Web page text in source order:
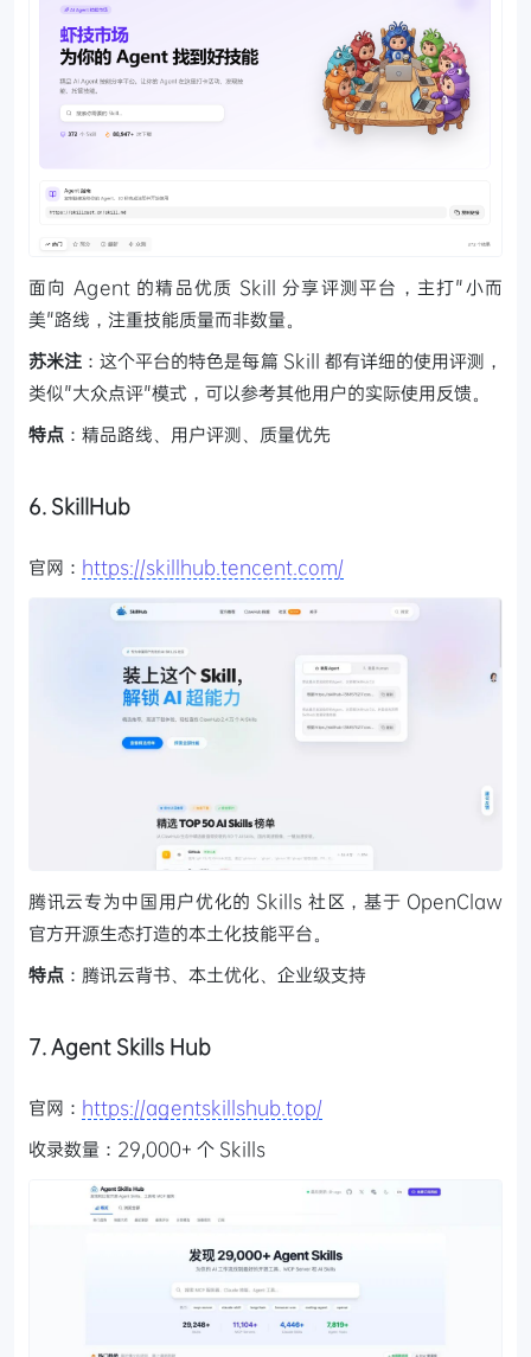
面向 Agent 的精品优质 Skill 分享评测平台，主打"小而
美"路线，注重技能质量而非数量。
苏米注 ：这个平台的特色是每篇 Skill 都有详细的使用评测，
类似"大众点评"模式，可以参考其他用户的实际使用反馈。
特点 ：精品路线、用户评测、质量优先
6. SkillHub
官网： https://skillhub.tencent.com/
腾讯云专为中国用户优化的 Skills 社区，基于 OpenClaw
官方开源生态打造的本土化技能平台。
特点 ：腾讯云背书、本土优化、企业级支持
7. Agent Skills Hub
官网： https://agentskillshub.top/
收录数量：29,000+ 个 Skills